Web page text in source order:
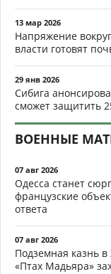
13 мар 2026
Напряжение
власти готовят
29 янв 2026
Сибига
сможет защитить
ВОЕННЫЕ
07 авг 2026
Одесса станет
французские
ответа
07 авг 2026
Подземная казнь
«Птах Мадьяра»